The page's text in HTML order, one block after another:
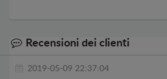
Recensioni dei clienti
2019-05-09 22:37:04